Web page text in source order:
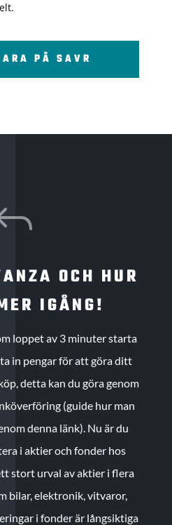
PÅ SAVR
OCH HUR
IGÅNG!
loppet av 3 minuter starta
in pengar för att göra ditt
detta kan du göra genom
(guide hur man
denna länk). Nu är du
i aktier och fonder hos
stort urval av aktier i flera
bilar, elektronik, vitvaror,
i fonder är långsiktiga